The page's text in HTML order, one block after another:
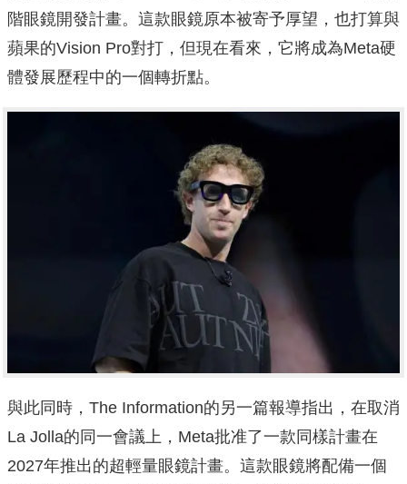
階眼鏡開發計畫。這款眼鏡原本被寄予厚望，也打算與
蘋果的Vision Pro對打，但現在看來，它將成為Meta硬
體發展歷程中的一個轉折點。
與此同時，The Information的另一篇報導指出，在取消
La Jolla的同一會議上，Meta批准了一款同樣計畫在
2027年推出的超輕量眼鏡計畫。這款眼鏡將配備一個